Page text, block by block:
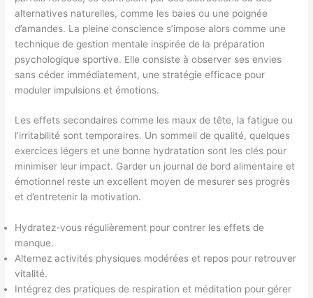
alternatives naturelles, comme les baies ou une poignée
d’amandes. La pleine conscience s’impose alors comme une
technique de gestion mentale inspirée de la préparation
psychologique sportive. Elle consiste à observer ses envies
sans céder immédiatement, une stratégie efficace pour
moduler impulsions et émotions.
Les effets secondaires comme les maux de tête, la fatigue ou
l’irritabilité sont temporaires. Un sommeil de qualité, quelques
exercices légers et une bonne hydratation sont les clés pour
minimiser leur impact. Garder un journal de bord alimentaire et
émotionnel reste un excellent moyen de mesurer ses progrès
et d’entretenir la motivation.
Hydratez-vous régulièrement pour contrer les effets de
manque.
Alternez activités physiques modérées et repos pour retrouver
vitalité.
Intégrez des pratiques de respiration et méditation pour gérer